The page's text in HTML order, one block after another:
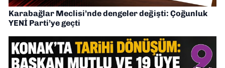
Karabağlar Meclisi’nde dengeler değişti: Çoğunluk
YENİ Parti’ye geçti